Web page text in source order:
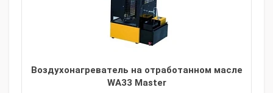
Воздухонагреватель на отработанном масле
WA33 Master